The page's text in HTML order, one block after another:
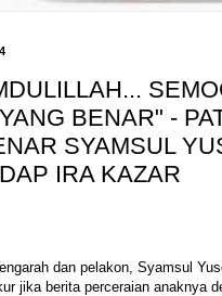
BENAR" -
SYAMSUL
IRA KAZAR
dan pelakon, Syamsul
jika berita perceraian anaknya